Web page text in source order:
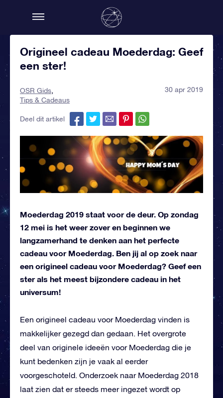
Origineel cadeau Moederdag: Geef
een ster!
OSR Gids
Tips & Cadeaus
30 apr 2019
Deel dit artikel
Moederdag 2019 staat voor de deur. Op zondag
12 mei is het weer zover en beginnen we
langzamerhand te denken aan het perfecte
cadeau voor Moederdag. Ben jij al op zoek naar
een origineel cadeau voor Moederdag? Geef een
ster als het meest bijzondere cadeau in het
universum!
Een origineel cadeau voor Moederdag vinden is
makkelijker gezegd dan gedaan. Het overgrote
deel van originele ideeën voor Moederdag die je
kunt bedenken zijn je vaak al eerder
voorgeschoteld. Onderzoek naar Moederdag 2018
laat zien dat er steeds meer ingezet wordt op